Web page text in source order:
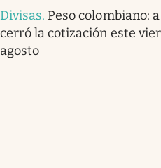
Divisas. Peso colombiano:
cerró la cotización este
agosto